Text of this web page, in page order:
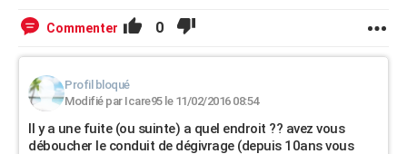
Commenter 0
Profil bloqué
Modifié par Icare95 le 11/02/2016 08:54
Il y a une fuite (ou suinte) a quel endroit ?? avez vous
déboucher le conduit de dégivrage (depuis 10ans vous